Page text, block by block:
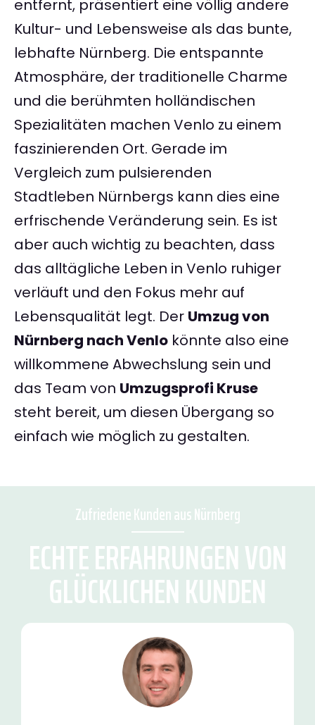
entfernt, präsentiert eine völlig andere
Kultur- und Lebensweise als das bunte,
lebhafte Nürnberg. Die entspannte
Atmosphäre, der traditionelle Charme
und die berühmten holländischen
Spezialitäten machen Venlo zu einem
faszinierenden Ort. Gerade im
Vergleich zum pulsierenden
Stadtleben Nürnbergs kann dies eine
erfrischende Veränderung sein. Es ist
aber auch wichtig zu beachten, dass
das alltägliche Leben in Venlo ruhiger
verläuft und den Fokus mehr auf
Lebensqualität legt. Der Umzug von
Nürnberg nach Venlo könnte also eine
willkommene Abwechslung sein und
das Team von Umzugsprofi Kruse
steht bereit, um diesen Übergang so
einfach wie möglich zu gestalten.
Zufriedene Kunden aus Nürnberg
ECHTE ERFAHRUNGEN VON
GLÜCKLICHEN KUNDEN